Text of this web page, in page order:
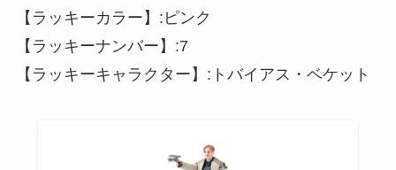
【ラッキーカラー】:ピンク
【ラッキーナンバー】:7
【ラッキーキャラクター】:トバイアス・ベケット